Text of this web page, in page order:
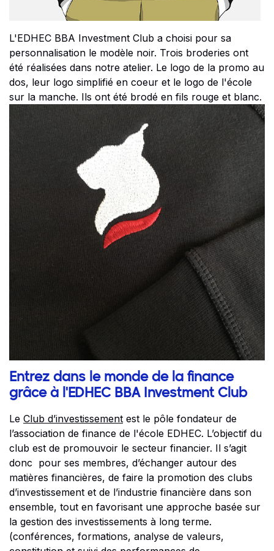
L'EDHEC BBA Investment Club a choisi pour sa
personnalisation le modèle noir. Trois broderies ont
été réalisées dans notre atelier. Le logo de la promo au
dos, leur logo simplifié en coeur et le logo de l'école
sur la manche. Ils ont été brodé en fils rouge et blanc.
Entrez dans le monde de la finance
grâce à l'EDHEC BBA Investment Club
Le Club d’investissement est le pôle fondateur de
l’association de finance de l'école EDHEC. L’objectif du
club est de promouvoir le secteur financier. Il s’agit
donc pour ses membres, d’échanger autour des
matières financières, de faire la promotion des clubs
d’investissement et de l’industrie financière dans son
ensemble, tout en favorisant une approche basée sur
la gestion des investissements à long terme.
(conférences, formations, analyse de valeurs,